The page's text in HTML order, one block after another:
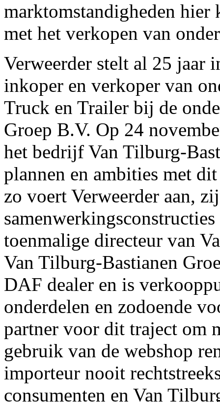
marktomstandigheden hier
met het verkopen van
Verweerder stelt al 25 jaar
inkoper en verkoper van
Truck en Trailer bij de
Groep B.V. Op 24
het bedrijf Van Tilburg-
plannen en ambities met
zo voert Verweerder aan,
toenmalige directeur van
Van Tilburg-Bastianen
DAF dealer en is
onderdelen en zodoende
partner voor dit traject om
gebruik van de webshop
importeur nooit
consumenten en Van